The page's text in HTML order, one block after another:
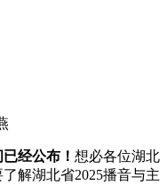
经公布！ 想必各位湖北
解湖北省2025播音与主